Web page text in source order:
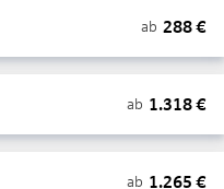
ab 288€
ab 1.318€
ab 1.265 €